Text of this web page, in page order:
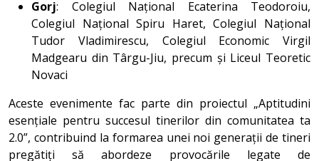
Gorj: Colegiul Național Ecaterina Teodoroiu,
Colegiul Național Spiru Haret, Colegiul Național
Tudor Vladimirescu, Colegiul Economic Virgil
Madgearu din Târgu-Jiu, precum și Liceul Teoretic
Novaci
Aceste evenimente fac parte din proiectul „Aptitudini
esențiale pentru succesul tinerilor din comunitatea ta
2.0”, contribuind la formarea unei noi generații de tineri
pregătiți să abordeze provocările legate de